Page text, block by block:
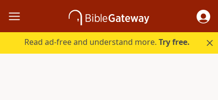
Read ad-free and understand more.Try free.